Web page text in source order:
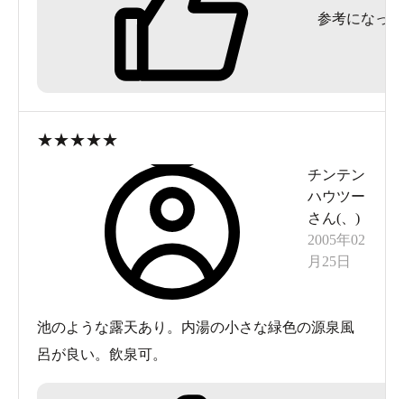
参考になった
★★★★★
チンテン
ハウツー
さん(
)
2005年02
月25日
池のような露天あり。内湯の小さな緑色の源泉風
呂が良い。飲泉可。